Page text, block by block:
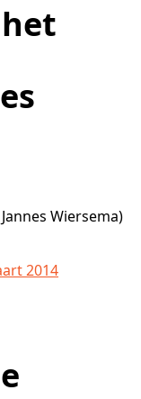
Wiersema)
2014